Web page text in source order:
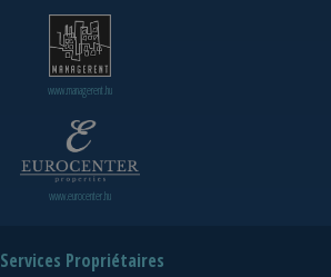
www.managerent.hu
www.eurocenter.hu
Services Propriétaires